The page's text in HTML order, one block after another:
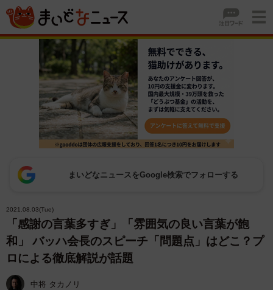
まいどなニュースをGoogle検索でフォローする
2021.08.03(Tue)
「感謝の言葉多すぎ」「雰囲気の良い言葉が飽
和」 バッハ会長のスピーチ「問題点」はどこ？プ
ロによる徹底解説が話題
中将 タカノリ